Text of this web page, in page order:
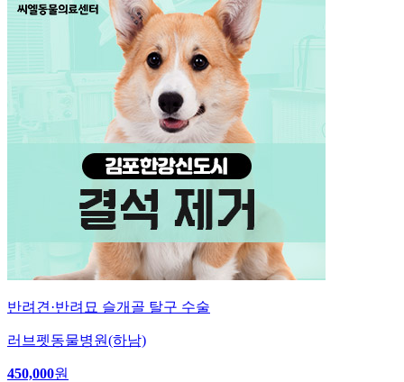
반려견·반려묘 슬개골 탈구 수술
러브펫동물병원(하남)
450,000원